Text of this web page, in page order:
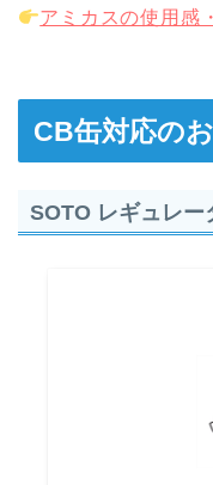
アミカスの使用感
CB缶対応の
SOTO レギュレー